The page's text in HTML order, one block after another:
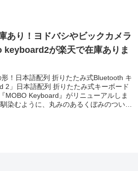
あり！ヨドバシやビックカメラ
keyboard2が楽天で在庫ありま
！日本語配列 折りたたみ式Bluetooth キ
2」日本語配列 折りたたみ式キーボード
MOBO Keyboard』がリニューアルしま
染むように、丸みのあるくぼみのついた